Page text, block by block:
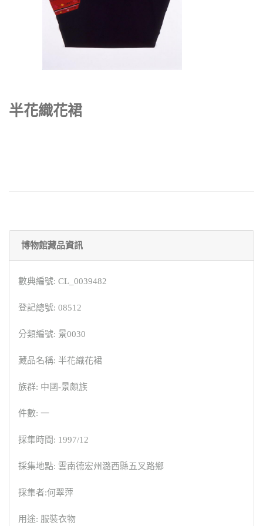
半花織花裙
博物館藏品資訊
數典編號: CL_0039482
登記總號: 08512
分類編號: 景0030
藏品名稱: 半花織花裙
族群: 中國-景頗族
件數: 一
採集時間: 1997/12
採集地點: 雲南德宏州潞西縣五叉路鄉
採集者:何翠萍
用途: 服裝衣物